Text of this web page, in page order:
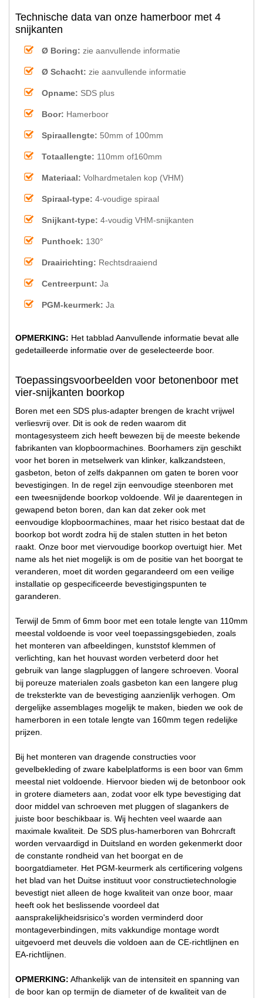
Technische data van onze hamerboor met 4
snijkanten
Ø Boring: zie aanvullende informatie
Ø Schacht: zie aanvullende informatie
Opname: SDS plus
Boor: Hamerboor
Spiraallengte: 50mm of 100mm
Totaallengte: 110mm of160mm
Materiaal: Volhardmetalen kop (VHM)
Spiraal-type: 4-voudige spiraal
Snijkant-type: 4-voudig VHM-snijkanten
Punthoek: 130°
Draairichting: Rechtsdraaiend
Centreerpunt: Ja
PGM-keurmerk: Ja
OPMERKING: Het tabblad Aanvullende informatie bevat alle
gedetailleerde informatie over de geselecteerde boor.
Toepassingsvoorbeelden voor betonenboor met
vier-snijkanten boorkop
Boren met een SDS plus-adapter brengen de kracht vrijwel
verliesvrij over. Dit is ook de reden waarom dit
montagesysteem zich heeft bewezen bij de meeste bekende
fabrikanten van klopboormachines. Boorhamers zijn geschikt
voor het boren in metselwerk van klinker, kalkzandsteen,
gasbeton, beton of zelfs dakpannen om gaten te boren voor
bevestigingen. In de regel zijn eenvoudige steenboren met
een tweesnijdende boorkop voldoende. Wil je daarentegen in
gewapend beton boren, dan kan dat zeker ook met
eenvoudige klopboormachines, maar het risico bestaat dat de
boorkop bot wordt zodra hij de stalen stutten in het beton
raakt. Onze boor met viervoudige boorkop overtuigt hier. Met
name als het niet mogelijk is om de positie van het boorgat te
veranderen, moet dit worden gegarandeerd om een veilige
installatie op gespecificeerde bevestigingspunten te
garanderen.
Terwijl de 5mm of 6mm boor met een totale lengte van 110mm
meestal voldoende is voor veel toepassingsgebieden, zoals
het monteren van afbeeldingen, kunststof klemmen of
verlichting, kan het houvast worden verbeterd door het
gebruik van lange slagpluggen of langere schroeven. Vooral
bij poreuze materialen zoals gasbeton kan een langere plug
de treksterkte van de bevestiging aanzienlijk verhogen. Om
dergelijke assemblages mogelijk te maken, bieden we ook de
hamerboren in een totale lengte van 160mm tegen redelijke
prijzen.
Bij het monteren van dragende constructies voor
gevelbekleding of zware kabelplatforms is een boor van 6mm
meestal niet voldoende. Hiervoor bieden wij de betonboor ook
in grotere diameters aan, zodat voor elk type bevestiging dat
door middel van schroeven met pluggen of slagankers de
juiste boor beschikbaar is. Wij hechten veel waarde aan
maximale kwaliteit. De SDS plus-hamerboren van Bohrcraft
worden vervaardigd in Duitsland en worden gekenmerkt door
de constante rondheid van het boorgat en de
boorgatdiameter. Het PGM-keurmerk als certificering volgens
het blad van het Duitse instituut voor constructietechnologie
bevestigt niet alleen de hoge kwaliteit van onze boor, maar
heeft ook het beslissende voordeel dat
aansprakelijkheidsrisico's worden verminderd door
montageverbindingen, mits vakkundige montage wordt
uitgevoerd met deuvels die voldoen aan de CE-richtlijnen en
EA-richtlijnen.
OPMERKING: Afhankelijk van de intensiteit en spanning van
de boor kan op termijn de diameter of de kwaliteit van de